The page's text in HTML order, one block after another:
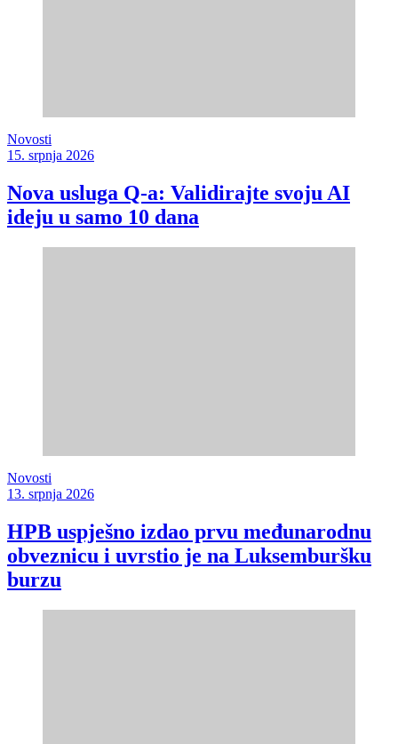
Novosti
15. srpnja 2026
Nova usluga Q-a: Validirajte svoju AI
ideju u samo 10 dana
Novosti
13. srpnja 2026
HPB uspješno izdao prvu međunarodnu
obveznicu i uvrstio je na Luksemburšku
burzu